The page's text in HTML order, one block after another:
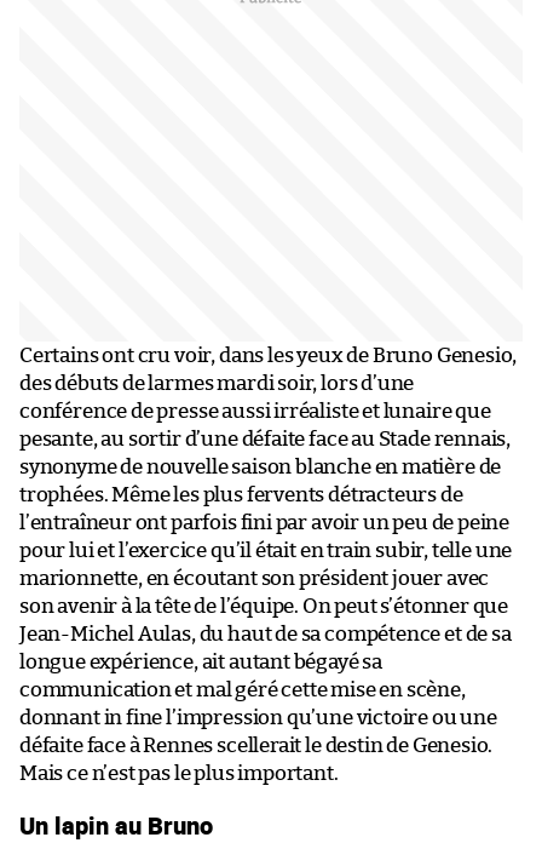
Certains ont cru voir, dans les yeux de Bruno Genesio,
des débuts de larmes mardi soir, lors d’une
conférence de presse aussi irréaliste et lunaire que
pesante, au sortir d’une défaite face au Stade rennais,
synonyme de nouvelle saison blanche en matière de
trophées. Même les plus fervents détracteurs de
l’entraîneur ont parfois fini par avoir un peu de peine
pour lui et l’exercice qu’il était en train subir, telle une
marionnette, en écoutant son président jouer avec
son avenir à la tête de l’équipe. On peut s’étonner que
Jean-Michel Aulas, du haut de sa compétence et de sa
longue expérience, ait autant bégayé sa
communication et mal géré cette mise en scène,
donnant in fine l’impression qu’une victoire ou une
défaite face à Rennes scellerait le destin de Genesio.
Mais ce n’est pas le plus important.
Un lapin au Bruno